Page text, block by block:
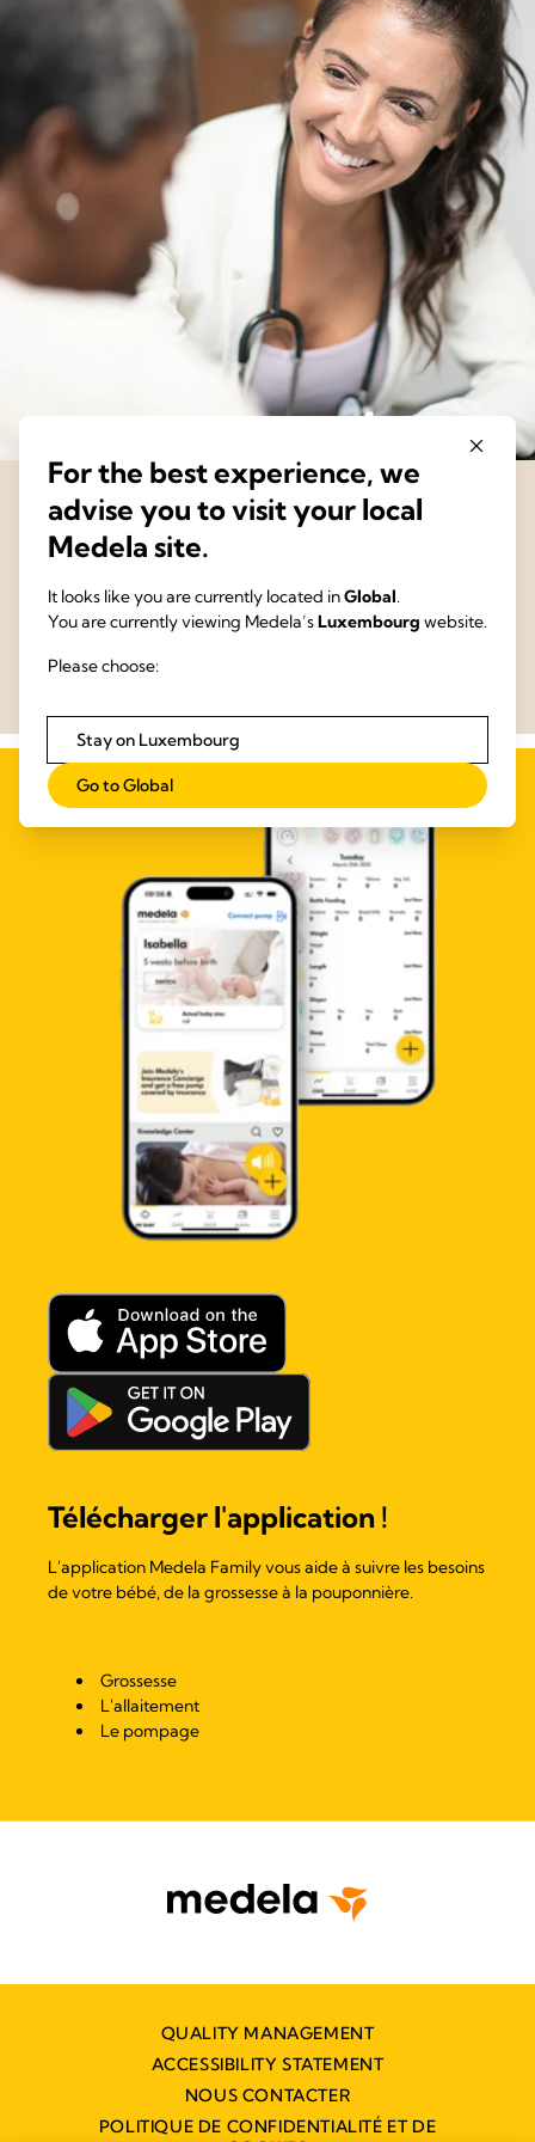
The Science of Care
Au cours des 60 dernières années, notre société s'est consacrée à
délicate de soins.
Télécharger l'application !
L'application Medela Family vous aide à suivre les besoins
de votre bébé, de la grossesse à la pouponnière.
Grossesse
L'allaitement
Le pompage
QUALITY MANAGEMENT
ACCESSIBILITY STATEMENT
NOUS CONTACTER
POLITIQUE DE CONFIDENTIALITÉ ET DE
For the best experience, we
advise you to visit your local
Medela site.
It looks like you are currently located inGlobal.
You are currently viewing Medela’sLuxembourg website.
Please choose:
Stay on Luxembourg
Go to Global